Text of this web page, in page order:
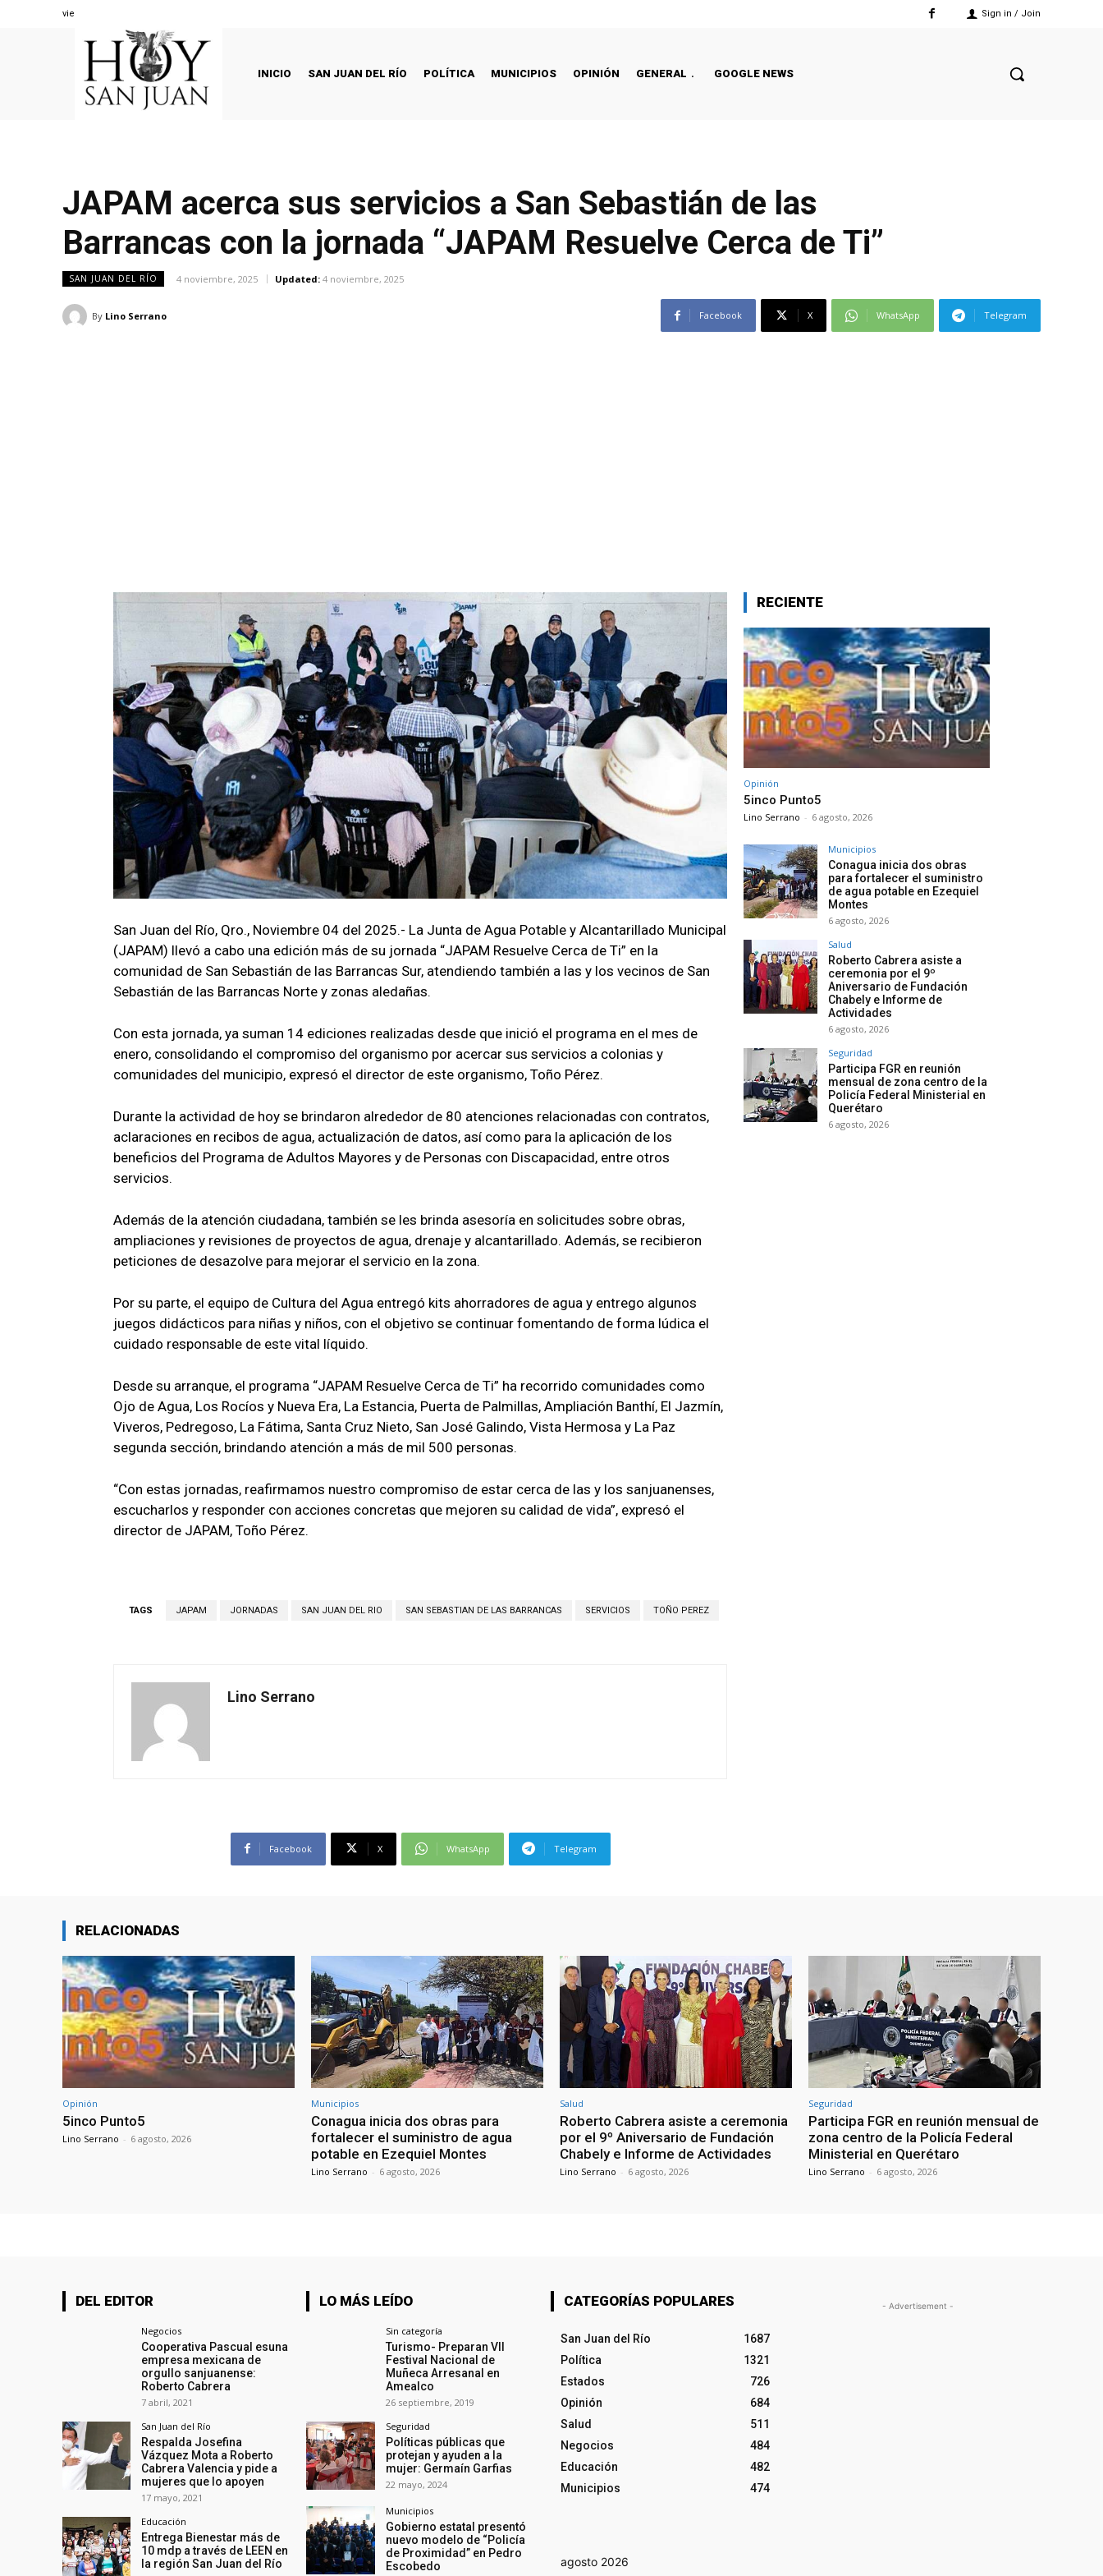
viernes, agosto 7, 2026 Sign in / Join
INICIO SAN JUAN DEL RÍO POLÍTICA MUNICIPIOS OPINIÓN GENERAL GOOGLE NEWS
JAPAM acerca sus servicios a San Sebastián de las
Barrancas con la jornada “JAPAM Resuelve Cerca de Ti”
SAN JUAN DEL RÍO 4 noviembre, 2025 Updated: 4 noviembre, 2025
By Lino Serrano Facebook X WhatsApp Telegram
San Juan del Río, Qro., Noviembre 04 del 2025.- La Junta de Agua Potable y Alcantarillado Municipal
(JAPAM) llevó a cabo una edición más de su jornada “JAPAM Resuelve Cerca de Ti” en la
comunidad de San Sebastián de las Barrancas Sur, atendiendo también a las y los vecinos de San
Sebastián de las Barrancas Norte y zonas aledañas.
Con esta jornada, ya suman 14 ediciones realizadas desde que inició el programa en el mes de
enero, consolidando el compromiso del organismo por acercar sus servicios a colonias y
comunidades del municipio, expresó el director de este organismo, Toño Pérez.
Durante la actividad de hoy se brindaron alrededor de 80 atenciones relacionadas con contratos,
aclaraciones en recibos de agua, actualización de datos, así como para la aplicación de los
beneficios del Programa de Adultos Mayores y de Personas con Discapacidad, entre otros
servicios.
Además de la atención ciudadana, también se les brinda asesoría en solicitudes sobre obras,
ampliaciones y revisiones de proyectos de agua, drenaje y alcantarillado. Además, se recibieron
peticiones de desazolve para mejorar el servicio en la zona.
Por su parte, el equipo de Cultura del Agua entregó kits ahorradores de agua y entrego algunos
juegos didácticos para niñas y niños, con el objetivo se continuar fomentando de forma lúdica el
cuidado responsable de este vital líquido.
Desde su arranque, el programa “JAPAM Resuelve Cerca de Ti” ha recorrido comunidades como
Ojo de Agua, Los Rocíos y Nueva Era, La Estancia, Puerta de Palmillas, Ampliación Banthí, El Jazmín,
Viveros, Pedregoso, La Fátima, Santa Cruz Nieto, San José Galindo, Vista Hermosa y La Paz
segunda sección, brindando atención a más de mil 500 personas.
“Con estas jornadas, reafirmamos nuestro compromiso de estar cerca de las y los sanjuanenses,
escucharlos y responder con acciones concretas que mejoren su calidad de vida”, expresó el
director de JAPAM, Toño Pérez.
TAGS JAPAM JORNADAS SAN JUAN DEL RIO SAN SEBASTIAN DE LAS BARRANCAS SERVICIOS TOÑO PEREZ
Lino Serrano
Facebook X WhatsApp Telegram
RECIENTE
Opinión
5inco Punto5
Lino Serrano - 6 agosto, 2026
Municipios
Conagua inicia dos obras
para fortalecer el suministro
de agua potable en Ezequiel
Montes
6 agosto, 2026
Salud
Roberto Cabrera asiste a
ceremonia por el 9º
Aniversario de Fundación
Chabely e Informe de
Actividades
6 agosto, 2026
Seguridad
Participa FGR en reunión
mensual de zona centro de la
Policía Federal Ministerial en
Querétaro
6 agosto, 2026
RELACIONADAS
Opinión
5inco Punto5
Lino Serrano - 6 agosto, 2026
Municipios
Conagua inicia dos obras para
fortalecer el suministro de agua
potable en Ezequiel Montes
Lino Serrano - 6 agosto, 2026
Salud
Roberto Cabrera asiste a ceremonia
por el 9º Aniversario de Fundación
Chabely e Informe de Actividades
Lino Serrano - 6 agosto, 2026
Seguridad
Participa FGR en reunión mensual de
zona centro de la Policía Federal
Ministerial en Querétaro
Lino Serrano - 6 agosto, 2026
DEL EDITOR
Negocios
Cooperativa Pascual esuna
empresa mexicana de
orgullo sanjuanense:
Roberto Cabrera
7 abril, 2021
San Juan del Río
Respalda Josefina
Vázquez Mota a Roberto
Cabrera Valencia y pide a
mujeres que lo apoyen
17 mayo, 2021
Educación
Entrega Bienestar más de
10 mdp a través de LEEN en
la región San Juan del Río
LO MÁS LEÍDO
Sin categoría
Turismo- Preparan VII
Festival Nacional de
Muñeca Arresanal en
Amealco
26 septiembre, 2019
Seguridad
Políticas públicas que
protejan y ayuden a la
mujer: Germaín Garfias
22 mayo, 2024
Municipios
Gobierno estatal presentó
nuevo modelo de “Policía
de Proximidad” en Pedro
Escobedo
CATEGORÍAS POPULARES
San Juan del Río
1687
Política
1321
Estados
726
Opinión
684
Salud
511
Negocios
484
Educación
482
Municipios
474
agosto 2026
- Advertisement -